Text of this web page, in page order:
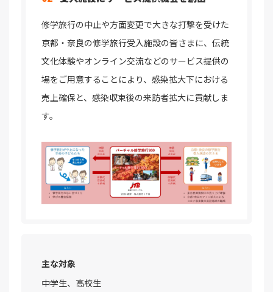
修学旅行の中止や方面変更で大きな打撃を受けた
京都・奈良の修学旅行受入施設の皆さまに、伝統
文化体験やオンライン交流などのサービス提供の
場をご用意することにより、感染拡大下における
売上確保と、感染収束後の来訪者拡大に貢献しま
す。
主な対象
中学生、高校生